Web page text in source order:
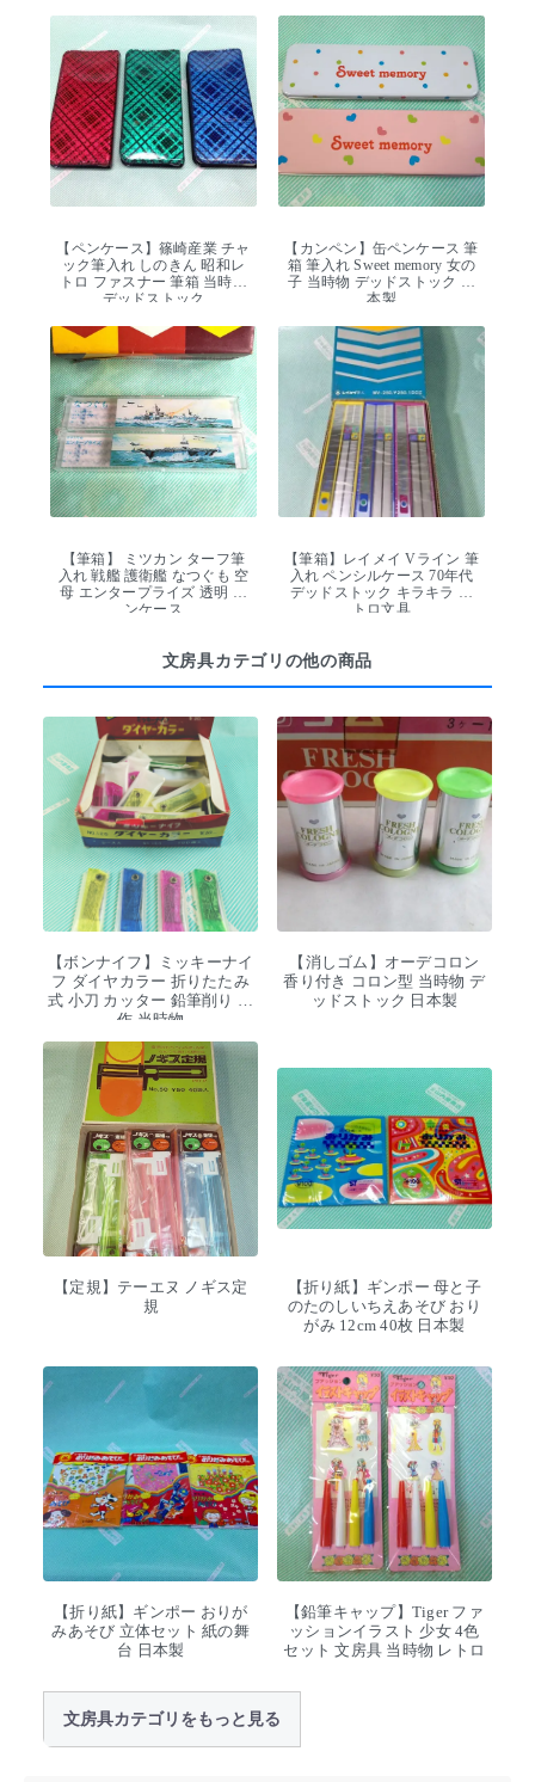
【ペンケース】篠崎産業 チャ
ック筆入れ しのきん 昭和レ
トロ ファスナー 筆箱 当時物
デッドストック
【カンペン】缶ペンケース 筆
箱 筆入れ Sweet memory 女の
子 当時物 デッドストック 日
本製
【筆箱】 ミツカン ターフ筆
入れ 戦艦 護衛艦 なつぐも 空
母 エンタープライズ 透明 ペ
ンケース
【筆箱】レイメイ Vライン 筆
入れ ペンシルケース 70年代
デッドストック キラキラ レ
トロ文具
文房具カテゴリの他の商品
【ボンナイフ】ミッキーナイ
フ ダイヤカラー 折りたたみ
式 小刀 カッター 鉛筆削り 工
作 当時物
【消しゴム】オーデコロン
香り付き コロン型 当時物 デ
ッドストック 日本製
【定規】テーエヌ ノギス定
規
【折り紙】ギンポー 母と子
のたのしいちえあそび おり
がみ 12cm 40枚 日本製
【折り紙】ギンポー おりが
みあそび 立体セット 紙の舞
台 日本製
【鉛筆キャップ】Tiger ファ
ッションイラスト 少女 4色
セット 文房具 当時物 レトロ
文房具カテゴリをもっと見る